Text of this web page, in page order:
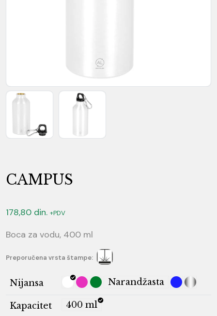
CAMPUS
178,80 din. +PDV
Boca za vodu, 400 ml
Preporučena vrsta štampe:
Nijansa Narandžasta
Kapacitet 400 ml